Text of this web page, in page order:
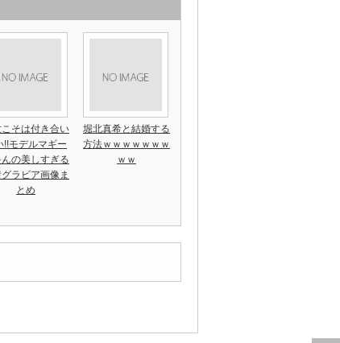
そは付き合い
!!モデルマギー
んの美しすぎる
ラビア画像ま
とめ
堀北真希と結婚する
方法ｗｗｗｗｗｗｗ
ｗｗ